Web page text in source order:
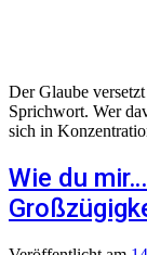
Der Glaube
Sprichwort. Wer
sich in
Wie du